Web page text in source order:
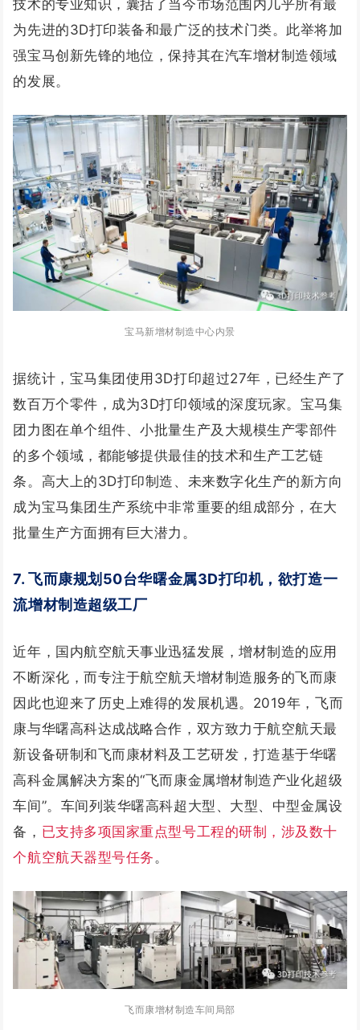
技术的专业知识，囊括了当今市场范围内几乎所有最
为先进的3D打印装备和最广泛的技术门类。此举将加
强宝马创新先锋的地位，保持其在汽车增材制造领域
的发展。
宝马新增材制造中心内景
据统计，宝马集团使用3D打印超过27年，已经生产了
数百万个零件，成为3D打印领域的深度玩家。宝马集
团力图在单个组件、小批量生产及大规模生产零部件
的多个领域，都能够提供最佳的技术和生产工艺链
条。高大上的3D打印制造、未来数字化生产的新方向
成为宝马集团生产系统中非常重要的组成部分，在大
批量生产方面拥有巨大潜力。
7. 飞而康规划50台华曙金属3D打印机，欲打造一
流增材制造超级工厂
近年，国内航空航天事业迅猛发展，增材制造的应用
不断深化，而专注于航空航天增材制造服务的飞而康
因此也迎来了历史上难得的发展机遇。2019年，飞而
康与华曙高科达成战略合作，双方致力于航空航天最
新设备研制和飞而康材料及工艺研发，打造基于华曙
高科金属解决方案的“飞而康金属增材制造产业化超级
车间”。车间列装华曙高科超大型、大型、中型金属设
备， 已支持多项国家重点型号工程的研制，涉及数十
个航空航天器型号任务 。
飞而康增材制造车间局部